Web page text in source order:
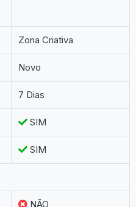
Zona Criativa
Novo
7 Dias
SIM
SIM
NÃO